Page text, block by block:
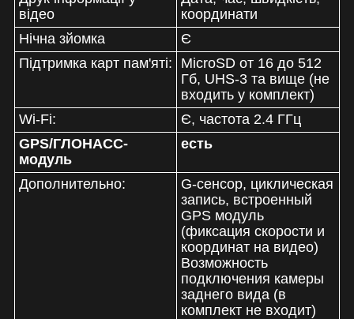
відео
координати
Нічна зйомка
Є
Підтримка карт пам'яті:
MicroSD от 16 до 512
Гб, UHS-3 та вище (не
входить у комплект)
Wi-Fi:
Є, частота 2.4 ГГц
GPS/ГЛОНАСС-
модуль
есть
Дополнительно:
G-сенсор, циклическая
запись, встроенный
GPS модуль
(фиксация скорости и
координат на видео)
Возможность
подключения камеры
заднего вида (в
комплект не входит)